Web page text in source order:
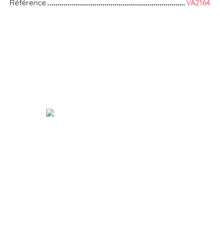
Référence
VA2164